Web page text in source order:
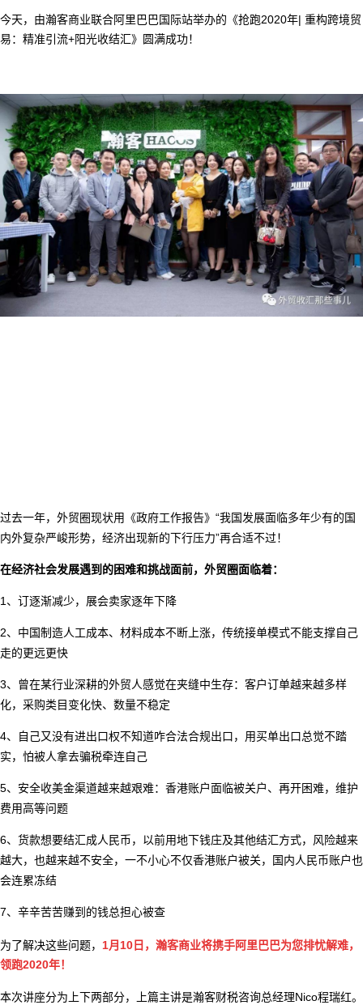
今天，由瀚客商业联合阿里巴巴国际站举办的《抢跑2020年| 重构跨境贸
易：精准引流+阳光收结汇》圆满成功！
过去一年，外贸圈现状用《政府工作报告》“我国发展面临多年少有的国
内外复杂严峻形势，经济出现新的下行压力”再合适不过！
在经济社会发展遇到的困难和挑战面前，外贸圈面临着：
1、订逐渐减少，展会卖家逐年下降
2、中国制造人工成本、材料成本不断上涨，传统接单模式不能支撑自己
走的更远更快
3、曾在某行业深耕的外贸人感觉在夹缝中生存： 客户订单越来越多样
化，采购类目变化快、数量不稳定
4、自己又没有进出口权不知道咋合法合规出口，用买单出口总觉不踏
实，怕被人拿去骗税牵连自己
5、安全收美金渠道越来越艰难： 香港账户面临被关户、再开困难，维护
费用高等问题
6、货款想要结汇成人民币，以前用地下钱庄及其他结汇方式，风险越来
越大，也越来越不安全，一不小心不仅香港账户被关，国内人民币账户也
会连累冻结
7、辛辛苦苦赚到的钱总担心被查
为了解决这些问题， 1月10日，瀚客商业将携手阿里巴巴为您排忧解难，
领跑2020年！
本次讲座分为上下两部分，上篇主讲是瀚客财税咨询总经理Nico程瑞红。